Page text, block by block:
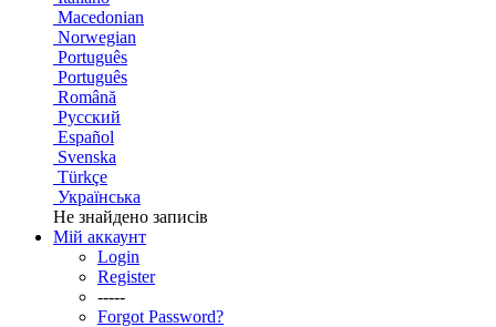
Macedonian
Norwegian
Português
Português
Română
Русский
Español
Svenska
Türkçe
Українська
Не знайдено записів
Мій аккаунт
Login
Register
-----
Forgot Password?